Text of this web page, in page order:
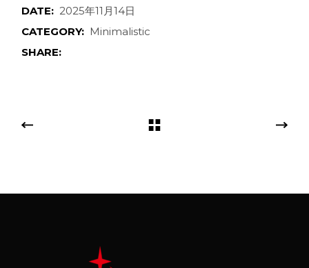
DATE: 2025年11月14日
CATEGORY: Minimalistic
SHARE: